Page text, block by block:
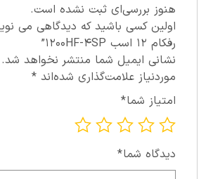
هنوز بررسی‌ای ثبت نشده است.
اولین کسی باشید که دیدگاهی می
رفکام ۱۲ اسب ۱۲۰۰HF-۴SP”
نشانی ایمیل شما منتشر نخواهد شد.
موردنیاز علامت‌گذاری شده‌اند*
امتیاز شما*
دیدگاه شما*